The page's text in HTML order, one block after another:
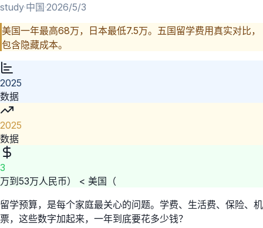
study·中国·2026/5/3
美国一年最高68万，日本最低7.5万。五国留学费用真实对比，
包含隐藏成本。
2025
数据
2025
数据
3
万到53万人民币） < 美国（
留学预算，是每个家庭最关心的问题。学费、生活费、保险、机
票，这些数字加起来，一年到底要花多少钱？